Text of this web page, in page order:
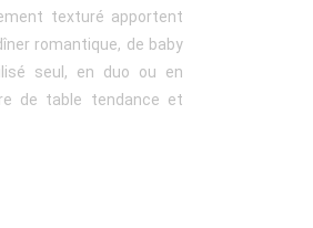
texturé apportent
romantique, de baby
seul, en duo ou en
de table tendance et